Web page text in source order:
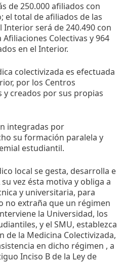
de 250.000 afiliados con
el total de afiliados de las
será de 240.490 con
Colectivas y 964
en el Interior.
colectivizada es efectuada
por los Centros
y creados por sus propias
integradas por
su formación paralela y
estudiantil.
local se gesta, desarrolla e
vez ésta motiva y obliga a
y universitaria, para
no extraña que un régimen
la Universidad, los
y el SMU, establezca
de la Medicina Colectivizada,
en dicho régimen , a
Inciso B de la Ley de